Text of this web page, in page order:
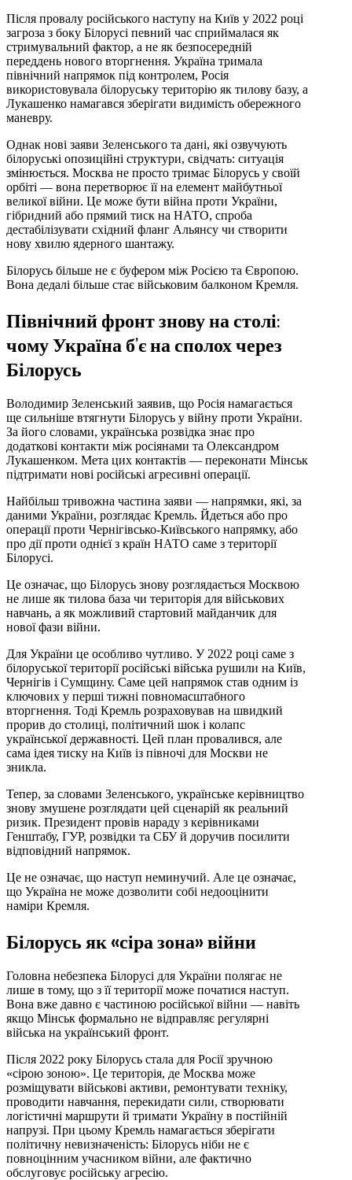
Після провалу російського наступу на Київ у 2022 році
загроза з боку Білорусі певний час сприймалася як
стримувальний фактор, а не як безпосередній
переддень нового вторгнення. Україна тримала
північний напрямок під контролем, Росія
використовувала білоруську територію як тилову базу, а
Лукашенко намагався зберігати видимість обережного
маневру.
Однак нові заяви Зеленського та дані, які озвучують
білоруські опозиційні структури, свідчать: ситуація
змінюється. Москва не просто тримає Білорусь у своїй
орбіті — вона перетворює її на елемент майбутньої
великої війни. Це може бути війна проти України,
гібридний або прямий тиск на НАТО, спроба
дестабілізувати східний фланг Альянсу чи створити
нову хвилю ядерного шантажу.
Білорусь більше не є буфером між Росією та Європою.
Вона дедалі більше стає військовим балконом Кремля.
Північний фронт знову на столі:
чому Україна б’є на сполох через
Білорусь
Володимир Зеленський заявив, що Росія намагається
ще сильніше втягнути Білорусь у війну проти України.
За його словами, українська розвідка знає про
додаткові контакти між росіянами та Олександром
Лукашенком. Мета цих контактів — переконати Мінськ
підтримати нові російські агресивні операції.
Найбільш тривожна частина заяви — напрямки, які, за
даними України, розглядає Кремль. Йдеться або про
операції проти Чернігівсько-Київського напрямку, або
про дії проти однієї з країн НАТО саме з території
Білорусі.
Це означає, що Білорусь знову розглядається Москвою
не лише як тилова база чи територія для військових
навчань, а як можливий стартовий майданчик для
нової фази війни.
Для України це особливо чутливо. У 2022 році саме з
білоруської території російські війська рушили на Київ,
Чернігів і Сумщину. Саме цей напрямок став одним із
ключових у перші тижні повномасштабного
вторгнення. Тоді Кремль розраховував на швидкий
прорив до столиці, політичний шок і колапс
української державності. Цей план провалився, але
сама ідея тиску на Київ із півночі для Москви не
зникла.
Тепер, за словами Зеленського, українське керівництво
знову змушене розглядати цей сценарій як реальний
ризик. Президент провів нараду з керівниками
Генштабу, ГУР, розвідки та СБУ й доручив посилити
відповідний напрямок.
Це не означає, що наступ неминучий. Але це означає,
що Україна не може дозволити собі недооцінити
наміри Кремля.
Білорусь як «сіра зона» війни
Головна небезпека Білорусі для України полягає не
лише в тому, що з її території може початися наступ.
Вона вже давно є частиною російської війни — навіть
якщо Мінськ формально не відправляє регулярні
війська на український фронт.
Після 2022 року Білорусь стала для Росії зручною
«сірою зоною». Це територія, де Москва може
розміщувати військові активи, ремонтувати техніку,
проводити навчання, перекидати сили, створювати
логістичні маршрути й тримати Україну в постійній
напрузі. При цьому Кремль намагається зберігати
політичну невизначеність: Білорусь ніби не є
повноцінним учасником війни, але фактично
обслуговує російську агресію.